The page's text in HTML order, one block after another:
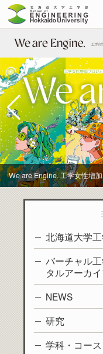
We are Engine. 工学女性増
北海道大学
バーチャル
タルアーカ
NEWS
研究
学科・コース